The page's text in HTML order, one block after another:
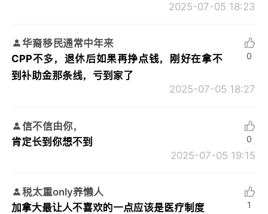
2025-07-05 18:23
华裔移民通常中年来
CPP不多，退休后如果再挣点钱，刚好在拿不
到补助金那条线，亏到家了
2025-07-05 18:27
0
信不信由你，
肯定长到你想不到
2025-07-05 19:15
0
税太重only养懒人
加拿大最让人不喜欢的一点应该是医疗制度
1